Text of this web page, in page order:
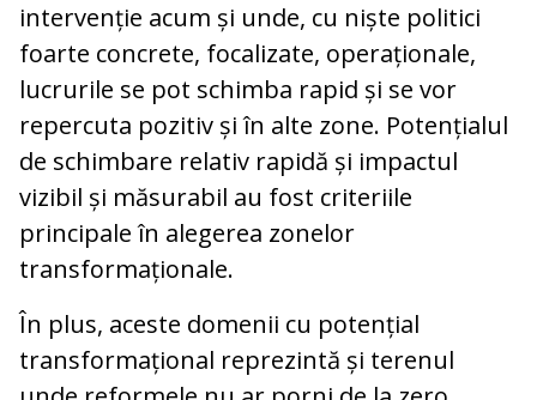
intervenție acum și unde, cu niște politici
foarte concrete, focalizate, operaționale,
lucrurile se pot schimba rapid și se vor
repercuta pozitiv și în alte zone. Potențialul
de schimbare relativ rapidă și impactul
vizibil și măsurabil au fost criteriile
principale în alegerea zonelor
transformaționale.
În plus, aceste domenii cu potențial
transformațional reprezintă și terenul